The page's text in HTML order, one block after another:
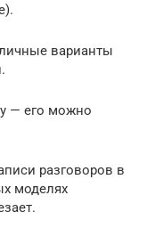
варианты
— его можно
разговоров в
моделях